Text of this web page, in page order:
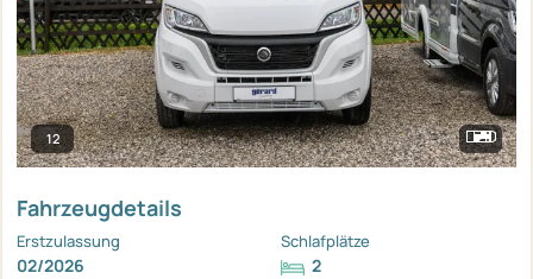
12
Fahrzeugdetails
Erstzulassung
02/2026
Schlafplätze
2